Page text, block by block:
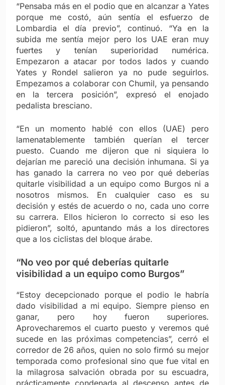
“Pensaba más en el podio que en alcanzar a Yates
porque me costó, aún sentía el esfuerzo de
Lombardia el día previo”, continuó. “Ya en la
subida me sentía mejor pero los UAE eran muy
fuertes y tenían superioridad numérica.
Empezaron a atacar por todos lados y cuando
Yates y Rondel salieron ya no pude seguirlos.
Empezamos a colaborar con Chumil, ya pensando
en la tercera posición”, expresó el enojado
pedalista bresciano.
“En un momento hablé con ellos (UAE) pero
lamenatablemente también querían el tercer
puesto. Cuando me dijeron que ni siquiera lo
dejarían me pareció una decisión inhumana. Si ya
has ganado la carrera no veo por qué deberías
quitarle visibilidad a un equipo como Burgos ni a
nosotros mismos. En cualquier caso es su
decisión y estés de acuerdo o no, cada uno corre
su carrera. Ellos hicieron lo correcto si eso les
pidieron”, soltó, apuntando más a los directores
que a los ciclistas del bloque árabe.
“No veo por qué deberías quitarle
visibilidad a un equipo como Burgos”
“Estoy decepcionado porque el podio le habría
dado visibilidad a mi equipo. Siempre pienso en
ganar, pero hoy fueron superiores.
Aprovecharemos el cuarto puesto y veremos qué
sucede en las próximas competencias”, cerró el
corredor de 26 años, quien no solo firmó su mejor
temporada como profesional sino que fue vital en
la milagrosa salvación obrada por su escuadra,
prácticamente condenada al descenso antes de